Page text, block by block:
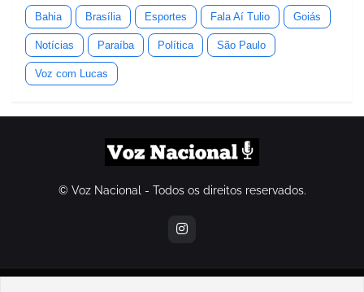
Bahia Brasília Esportes Fala Aí Tulio Goiás
Notícias Paraíba Política São Paulo
Voz com Lucas
© Voz Nacional - Todos os direitos reservados.